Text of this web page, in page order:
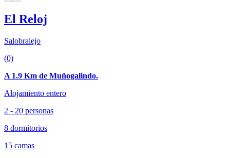
El Reloj
Salobralejo
(0)
A 1.9 Km de Muñogalindo.
Alojamiento entero
2 - 20 personas
8 dormitorios
15 camas